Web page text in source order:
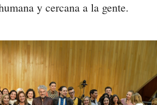
y cercana a la gente.